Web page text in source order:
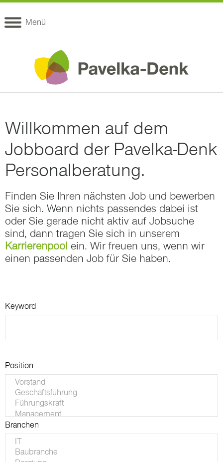
Menü
Willkommen auf dem
Jobboard der Pavelka-Denk
Personalberatung.
Finden Sie Ihren nächsten Job und bewerben
Sie sich. Wenn nichts passendes dabei ist
oder Sie gerade nicht aktiv auf Jobsuche
sind, dann tragen Sie sich in unserem
Karrierenpool ein. Wir freuen uns, wenn wir
einen passenden Job für Sie haben.
Keyword
Position
Branchen